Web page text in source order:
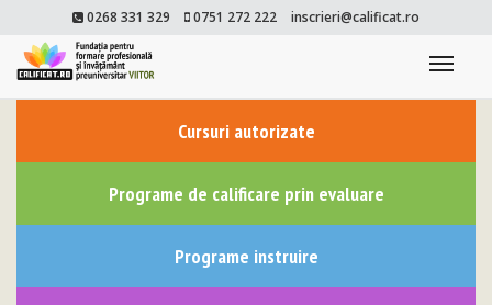
0268 331 329 0751 272 222 inscrieri@calificat.ro
Cursuri autorizate
Programe de calificare prin evaluare
Programe instruire